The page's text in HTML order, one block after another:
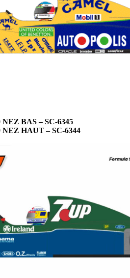
NEZ BAS – SC-6345
NEZ HAUT – SC-6344